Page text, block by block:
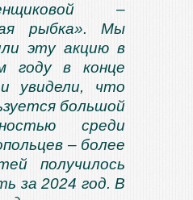
–
рыбка». Мы
эту акцию в
году в конце
увидели, что
большой
среди
– более
получилось
за 2024 год. В